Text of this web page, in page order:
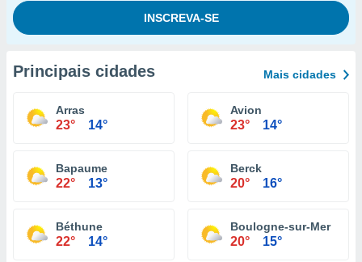
Principais cidades Mais cidades
Arras
23° 14°
Avion
23° 14°
Bapaume
22° 13°
Berck
20° 16°
Béthune
22° 14°
Boulogne-sur-Mer
20° 15°